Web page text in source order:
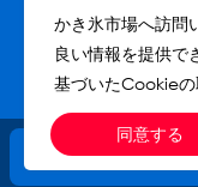
免責
今すぐ会員登
かき氷市場へ訪問
良い情報を提供で
基づいたCookie
同意する